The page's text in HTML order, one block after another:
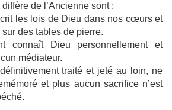
de l’Ancienne sont :
les lois de Dieu dans nos cœurs et
des tables de pierre.
connaît Dieu personnellement et
médiateur.
traité et jeté au loin, ne
et plus aucun sacrifice n’est